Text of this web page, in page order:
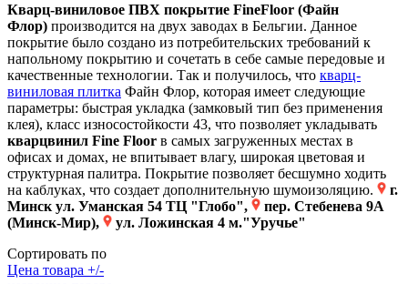
Кварц-виниловое ПВХ покрытие FineFloor (Файн
Флор) производится на двух заводах в Бельгии. Данное
покрытие было создано из потребительских требований к
напольному покрытию и сочетать в себе самые передовые и
качественные технологии. Так и получилось, что кварц-
виниловая плитка Файн Флор, которая имеет следующие
параметры: быстрая укладка (замковый тип без применения
клея), класс износостойкости 43, что позволяет укладывать
кварцвинил Fine Floor в самых загруженных местах в
офисах и домах, не впитывает влагу, широкая цветовая и
структурная палитра. Покрытие позволяет бесшумно ходить
на каблуках, что создает дополнительную шумоизоляцию.
г.
Минск ул. Уманская 54 ТЦ "Глобо",
пер. Стебенева 9А
(Минск-Мир),
ул. Ложинская 4 м."Уручье"
Сортировать по
Цена товара +/-